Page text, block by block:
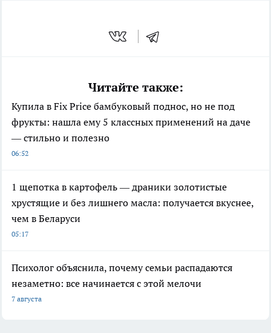
Читайте также:
Купила в Fix Price бамбуковый поднос, но не под
фрукты: нашла ему 5 классных применений на даче
— стильно и полезно
06:52
1 щепотка в картофель — драники золотистые
хрустящие и без лишнего масла: получается вкуснее,
чем в Беларуси
05:17
Психолог объяснила, почему семьи распадаются
незаметно: все начинается с этой мелочи
7 августа